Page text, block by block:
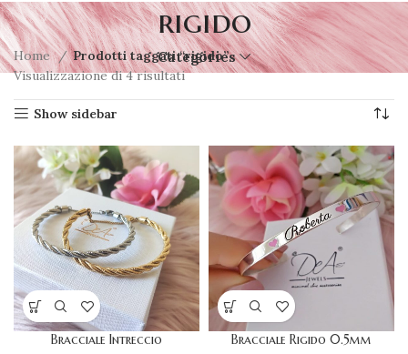
rigido
Categories
Home
Prodotti taggati “rigido”
Visualizzazione di 4 risultati
Show sidebar
Bracciale Intreccio Bracciale Rigido 0.5mm